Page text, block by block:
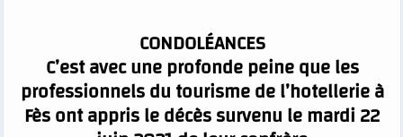
CONDOLÉANCES
C’est avec une profonde peine que les
professionnels du tourisme de l’hotellerie à
Fès ont appris le décès survenu le mardi 22